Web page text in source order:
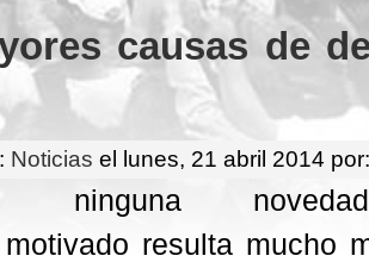
causas de
Noticias el lunes, 21 abril 2014
ninguna
resulta mucho